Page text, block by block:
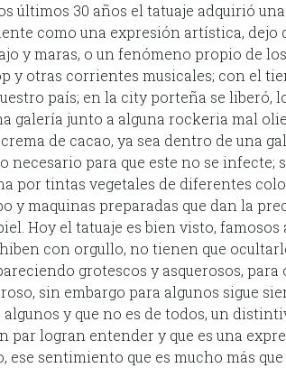
últimos 30 años el tatuaje adquirió
como una expresión artística, dejo
y maras, o un fenómeno propio de
y otras corrientes musicales; con el
país; en la city porteña se liberó,
galería junto a alguna rockeria mal
de cacao, ya sea dentro de una
necesario para que este no se infecte;
por tintas vegetales de diferentes
y maquinas preparadas que dan la
Hoy el tatuaje es bien visto,
con orgullo, no tienen que
grotescos y asquerosos,
sin embargo para algunos sigue
algunos y que no es de todos, un
par logran entender y que es una
ese sentimiento que es mucho más